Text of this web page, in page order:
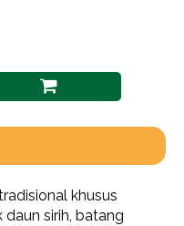
khusus
daun sirih, batang